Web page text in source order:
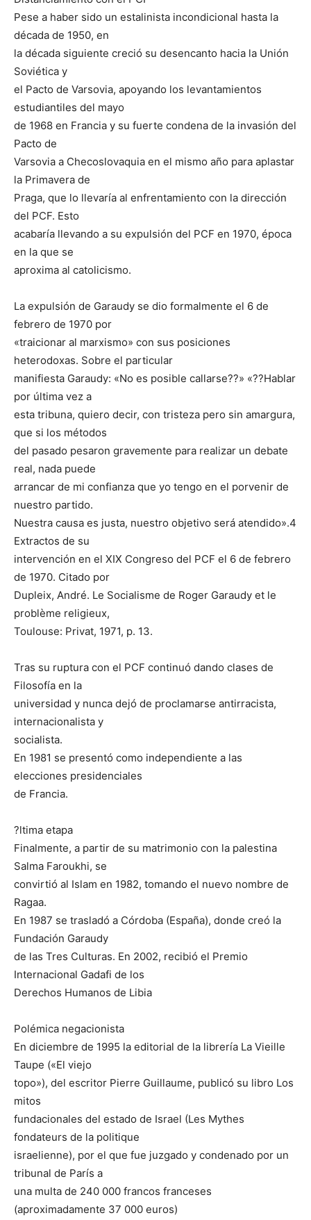
Pese a haber sido un estalinista incondicional hasta la
década de 1950, en
la década siguiente creció su desencanto hacia la Unión
Soviética y
el Pacto de Varsovia, apoyando los levantamientos
estudiantiles del mayo
de 1968 en Francia y su fuerte condena de la invasión del
Pacto de
Varsovia a Checoslovaquia en el mismo año para aplastar
la Primavera de
Praga, que lo llevaría al enfrentamiento con la dirección
del PCF. Esto
acabaría llevando a su expulsión del PCF en 1970, época
en la que se
aproxima al catolicismo.
La expulsión de Garaudy se dio formalmente el 6 de
febrero de 1970 por
«traicionar al marxismo» con sus posiciones
heterodoxas. Sobre el particular
manifiesta Garaudy: «No es posible callarse??» «??Hablar
por última vez a
esta tribuna, quiero decir, con tristeza pero sin amargura,
que si los métodos
del pasado pesaron gravemente para realizar un debate
real, nada puede
arrancar de mi confianza que yo tengo en el porvenir de
nuestro partido.
Nuestra causa es justa, nuestro objetivo será atendido».4
Extractos de su
intervención en el XIX Congreso del PCF el 6 de febrero
de 1970. Citado por
Dupleix, André. Le Socialisme de Roger Garaudy et le
problème religieux,
Toulouse: Privat, 1971, p. 13.
Tras su ruptura con el PCF continuó dando clases de
Filosofía en la
universidad y nunca dejó de proclamarse antirracista,
internacionalista y
socialista.
En 1981 se presentó como independiente a las
elecciones presidenciales
de Francia.
?ltima etapa
Finalmente, a partir de su matrimonio con la palestina
Salma Faroukhi, se
convirtió al Islam en 1982, tomando el nuevo nombre de
Ragaa.
En 1987 se trasladó a Córdoba (España), donde creó la
Fundación Garaudy
de las Tres Culturas. En 2002, recibió el Premio
Internacional Gadafi de los
Derechos Humanos de Libia
Polémica negacionista
En diciembre de 1995 la editorial de la librería La Vieille
Taupe («El viejo
topo»), del escritor Pierre Guillaume, publicó su libro Los
mitos
fundacionales del estado de Israel (Les Mythes
fondateurs de la politique
israelienne), por el que fue juzgado y condenado por un
tribunal de París a
una multa de 240 000 francos franceses
(aproximadamente 37 000 euros)